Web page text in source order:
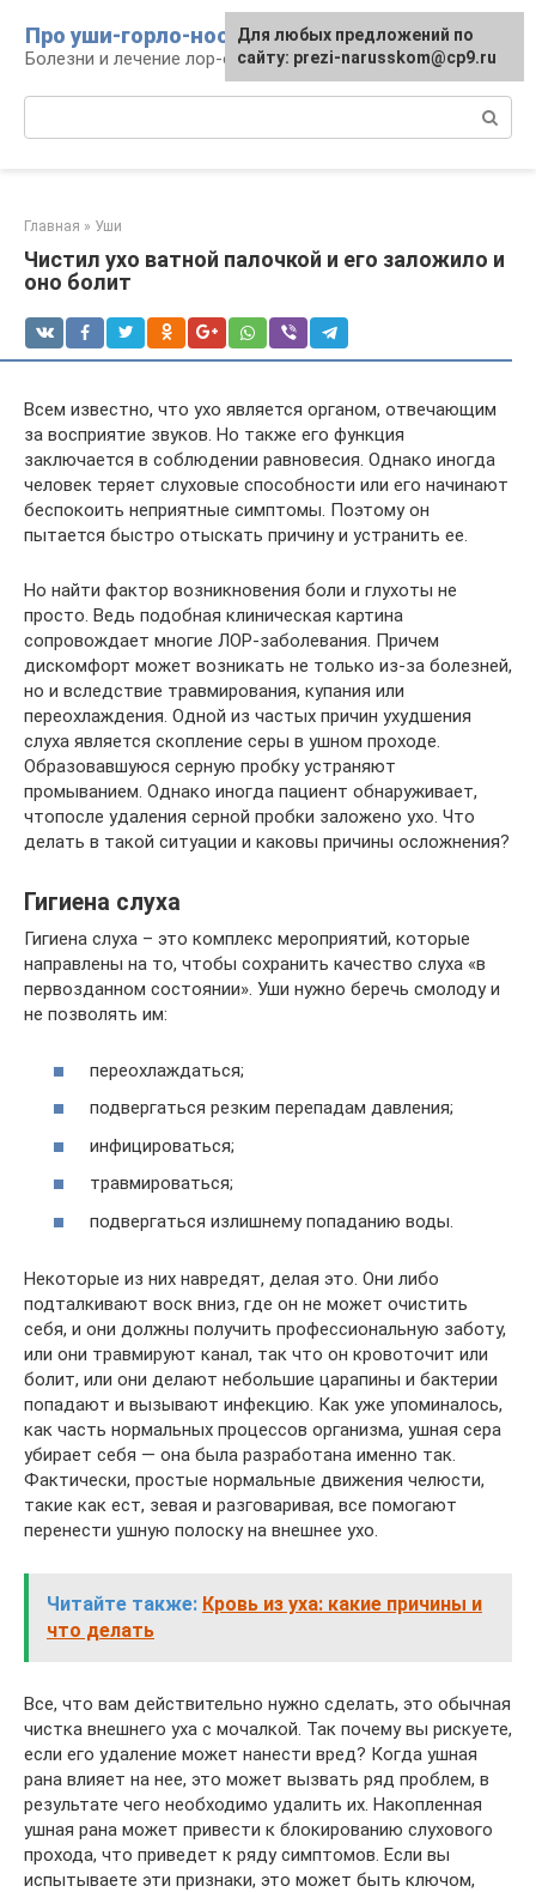
контенту
Про уши-горло-нос
Болезни и лечение лор-органов
Главная » Уши
Чистил ухо ватной палочкой и его заложило и
оно болит
Всем известно, что ухо является органом, отвечающим
за восприятие звуков. Но также его функция
заключается в соблюдении равновесия. Однако иногда
человек теряет слуховые способности или его начинают
беспокоить неприятные симптомы. Поэтому он
пытается быстро отыскать причину и устранить ее.
Но найти фактор возникновения боли и глухоты не
просто. Ведь подобная клиническая картина
сопровождает многие ЛОР-заболевания. Причем
дискомфорт может возникать не только из-за болезней,
но и вследствие травмирования, купания или
переохлаждения. Одной из частых причин ухудшения
слуха является скопление серы в ушном проходе.
Образовавшуюся серную пробку устраняют
промыванием. Однако иногда пациент обнаруживает,
чтопосле удаления серной пробки заложено ухо. Что
делать в такой ситуации и каковы причины осложнения?
Гигиена слуха
Гигиена слуха – это комплекс мероприятий, которые
направлены на то, чтобы сохранить качество слуха «в
первозданном состоянии». Уши нужно беречь смолоду и
не позволять им:
переохлаждаться;
подвергаться резким перепадам давления;
инфицироваться;
травмироваться;
подвергаться излишнему попаданию воды.
Некоторые из них навредят, делая это. Они либо
подталкивают воск вниз, где он не может очистить
себя, и они должны получить профессиональную заботу,
или они травмируют канал, так что он кровоточит или
болит, или они делают небольшие царапины и бактерии
попадают и вызывают инфекцию. Как уже упоминалось,
как часть нормальных процессов организма, ушная сера
убирает себя — она ​​была разработана именно так.
Фактически, простые нормальные движения челюсти,
такие как ест, зевая и разговаривая, все помогают
перенести ушную полоску на внешнее ухо.
Читайте также: Кровь из уха: какие причины и
что делать
Все, что вам действительно нужно сделать, это обычная
чистка внешнего уха с мочалкой. Так почему вы рискуете,
если его удаление может нанести вред? Когда ушная
рана влияет на нее, это может вызвать ряд проблем, в
результате чего необходимо удалить их. Накопленная
ушная рана может привести к блокированию слухового
прохода, что приведет к ряду симптомов. Если вы
испытываете эти признаки, это может быть ключом,
Для любых предложений по
сайту: prezi-narusskom@cp9.ru